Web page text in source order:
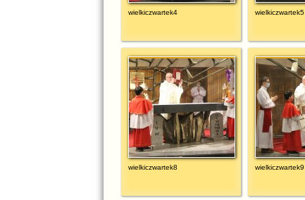
wielkiczwartek4 wielkiczwartek5
wielkiczwartek8 wielkiczwartek9